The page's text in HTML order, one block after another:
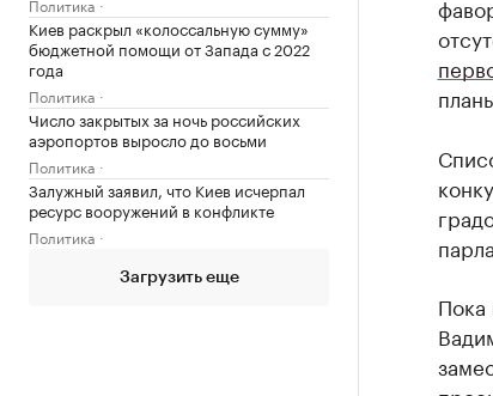
Киев раскрыл «колоссальную сумму»
бюджетной помощи от Запада с 2022
года
Политика
Число закрытых за ночь российских
аэропортов выросло до восьми
Политика
Залужный заявил, что Киев исчерпал
ресурс вооружений в конфликте
Политика
Загрузить еще
Пока